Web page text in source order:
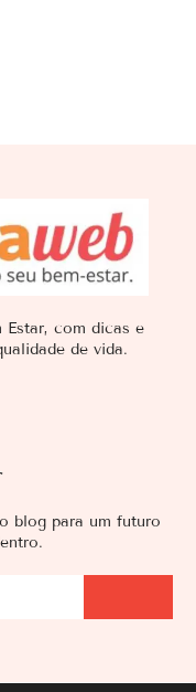
blog para um futuro
Estar, com dicas e
de vida.